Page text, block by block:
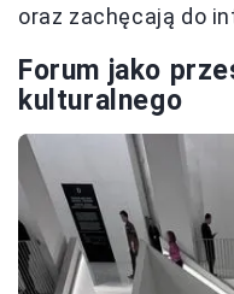
oraz zachęcają do
Forum jako
kulturalnego